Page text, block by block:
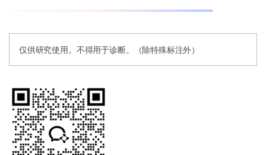
仅供研究使用。不得用于诊断。（除特殊标注外）